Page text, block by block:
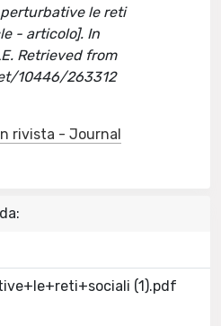
le reti
- articolo]. In
Retrieved from
10446/263312
rivista - Journal
(1).pdf